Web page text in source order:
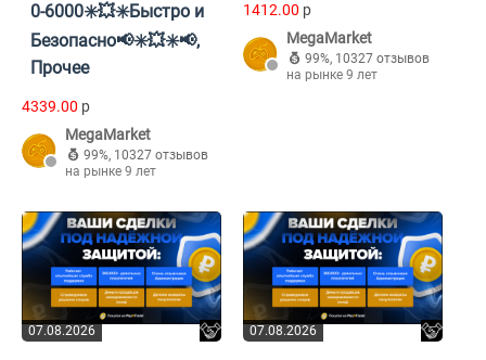
0-6000✳️💥✳️Быстро и
Безопасно📢✳️💥✳️📢,
Прочее
4339.00 p
MegaMarket
99%, 10327 отзывов
на рынке 9 лет
1412.00 p
MegaMarket
99%, 10327 отзывов
на рынке 9 лет
07.08.2026 07.08.2026